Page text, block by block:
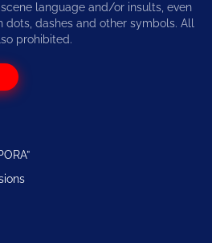
language and/or insults, even
dashes and other symbols. All
prohibited.